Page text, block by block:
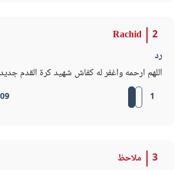
2
Rachid
رد
اللهم ارحمه واغفر له كفاش شهيد كرة القدم
1
3
ملاحظ